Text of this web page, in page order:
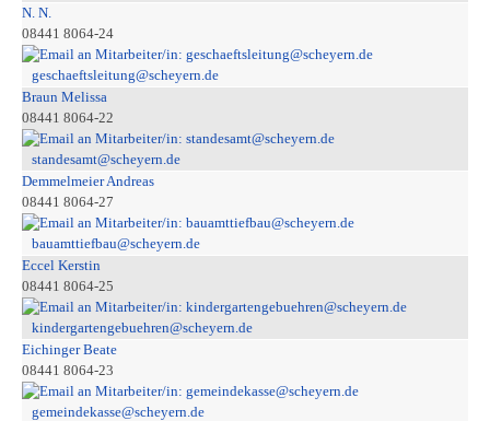
N. N.
08441 8064-24
geschaeftsleitung@scheyern.de
Braun Melissa
08441 8064-22
standesamt@scheyern.de
Demmelmeier Andreas
08441 8064-27
bauamttiefbau@scheyern.de
Eccel Kerstin
08441 8064-25
kindergartengebuehren@scheyern.de
Eichinger Beate
08441 8064-23
gemeindekasse@scheyern.de